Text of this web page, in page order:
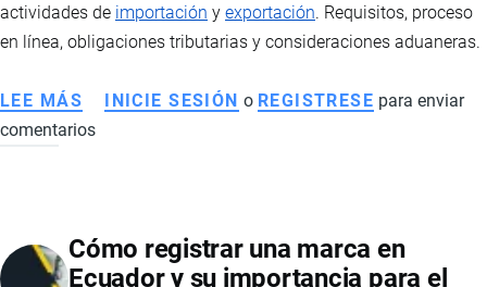
actividades de importación y exportación. Requisitos, proceso
en línea, obligaciones tributarias y consideraciones aduaneras.
LEE MÁS SOBRE
CÓMO
EN
ECUADOR:
INICIE SESIÓN o REGISTRESE para enviar
comentarios
Cómo registrar una marca en
Ecuador y su importancia para el